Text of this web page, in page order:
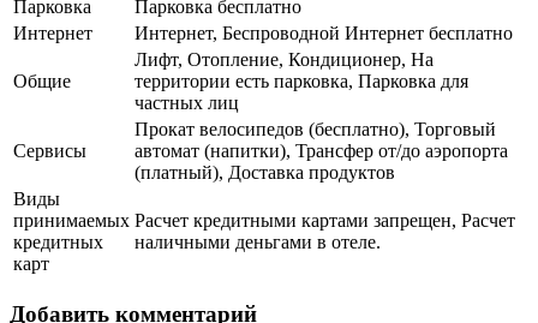
Парковка
Парковка бесплатно
Интернет
Интернет, Беспроводной Интернет бесплатно
Общие
Лифт, Отопление, Кондиционер, На
территории есть парковка, Парковка для
частных лиц
Сервисы
Прокат велосипедов (бесплатно), Торговый
автомат (напитки), Трансфер от/до аэропорта
(платный), Доставка продуктов
Виды
принимаемых
кредитных
карт
Расчет кредитными картами запрещен, Расчет
наличными деньгами в отеле.
Добавить комментарий